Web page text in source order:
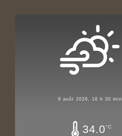
9 août 2026, 16 h 30 min
34.0°C